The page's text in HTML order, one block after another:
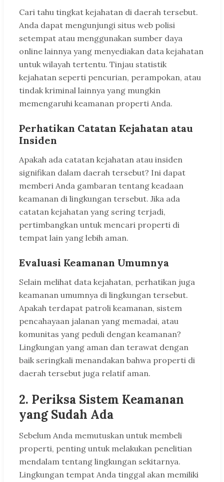
Cari tahu tingkat kejahatan di daerah tersebut.
Anda dapat mengunjungi situs web polisi
setempat atau menggunakan sumber daya
online lainnya yang menyediakan data kejahatan
untuk wilayah tertentu. Tinjau statistik
kejahatan seperti pencurian, perampokan, atau
tindak kriminal lainnya yang mungkin
memengaruhi keamanan properti Anda.
Perhatikan Catatan Kejahatan atau
Insiden
Apakah ada catatan kejahatan atau insiden
signifikan dalam daerah tersebut? Ini dapat
memberi Anda gambaran tentang keadaan
keamanan di lingkungan tersebut. Jika ada
catatan kejahatan yang sering terjadi,
pertimbangkan untuk mencari properti di
tempat lain yang lebih aman.
Evaluasi Keamanan Umumnya
Selain melihat data kejahatan, perhatikan juga
keamanan umumnya di lingkungan tersebut.
Apakah terdapat patroli keamanan, sistem
pencahayaan jalanan yang memadai, atau
komunitas yang peduli dengan keamanan?
Lingkungan yang aman dan terawat dengan
baik seringkali menandakan bahwa properti di
daerah tersebut juga relatif aman.
2. Periksa Sistem Keamanan
yang Sudah Ada
Sebelum Anda memutuskan untuk membeli
properti, penting untuk melakukan penelitian
mendalam tentang lingkungan sekitarnya.
Lingkungan tempat Anda tinggal akan memiliki